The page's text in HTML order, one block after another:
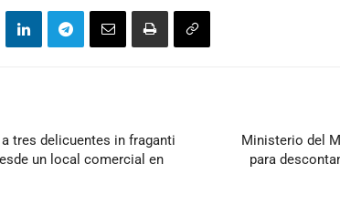
tres delicuentes in fraganti
un local comercial en
Ministerio del
para